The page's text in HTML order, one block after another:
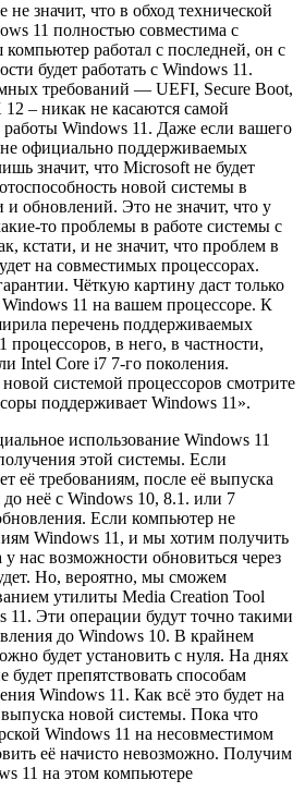
значит, что в обход технической
11 полностью совместима с
работал с последней, он с
будет работать с Windows 11.
требований — UEFI, Secure Boot,
– никак не касаются самой
Windows 11. Даже если вашего
официально поддерживаемых
значит, что Microsoft не будет
новой системы в
и обновлений. Это не значит, что у
то проблемы в работе системы с
кстати, и не значит, что проблем в
на совместимых процессорах.
Чёткую картину даст только
11 на вашем процессоре. К
перечень поддерживаемых
в него, в частности,
Intel Core i7 7-го поколения.
системой процессоров смотрите
поддерживает Windows 11».
использование Windows 11
этой системы. Если
её требованиям, после её выпуска
неё с Windows 10, 8.1. или 7
Если компьютер не
Windows 11, и мы хотим получить
нас возможности обновиться через
Но, вероятно, мы сможем
утилиты Media Creation Tool
11. Эти операции будут точно такими
до Windows 10. В крайнем
будет установить с нуля. На днях
будет препятствовать способам
Windows 11. Как всё это будет на
новой системы. Пока что
Windows 11 на несовместимом
её начисто невозможно. Получим
11 на этом компьютере